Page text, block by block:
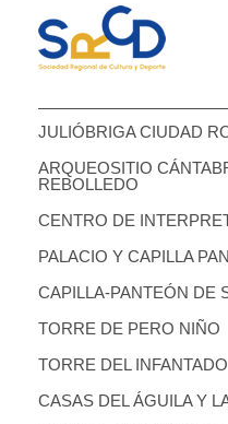
JULIÓBRIGA CIUDAD
ARQUEOSITIO
REBOLLEDO
CENTRO DE
PALACIO Y CAPILLA
CAPILLA-PANTEÓN DE
TORRE DE PERO NIÑO
TORRE DEL INFANTADO
CASAS DEL ÁGUILA Y